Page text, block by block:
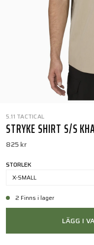
5.11 TACTICAL
STRYKE SHIRT S/S
825 kr
STORLEK
X-SMALL
2 Finns i lager
LÄGG I